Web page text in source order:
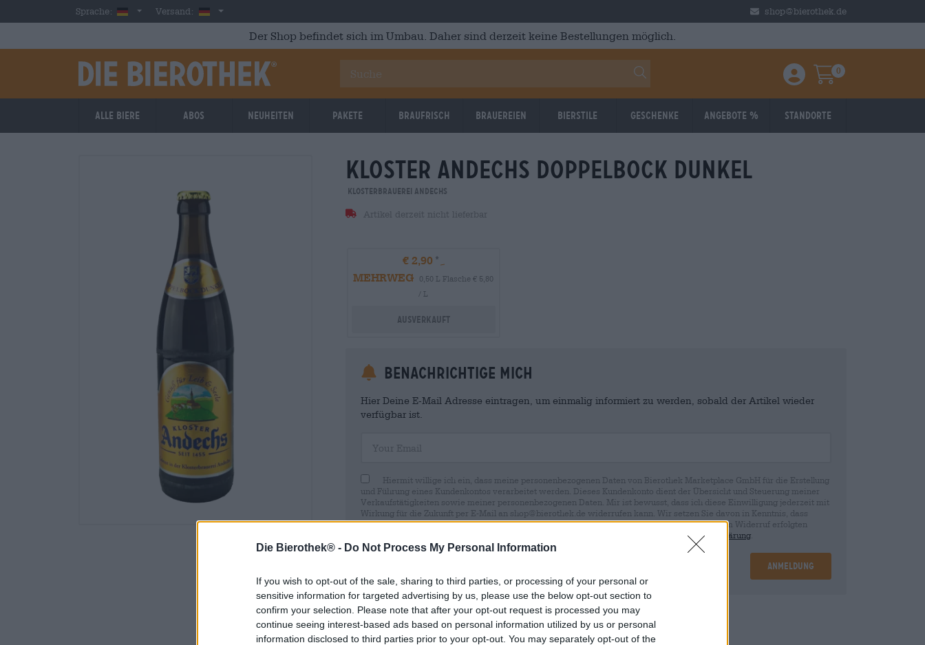
Die Bierothek® - Do Not Process My Personal Information
If you wish to opt-out of the sale, sharing to third parties, or processing of your personal or
sensitive information for targeted advertising by us, please use the below opt-out section to
confirm your selection. Please note that after your opt-out request is processed you may
continue seeing interest-based ads based on personal information utilized by us or personal
information disclosed to third parties prior to your opt-out. You may separately opt-out of the
Skip to main contentSprache: GermanVersand: Deutschland shop@bierothek.de
Der Shop befindet sich im Umbau. Daher sind derzeit keine Bestellungen möglich.
Einloggen / Anmelden
Warenkorb
0
Alle Biere Abos Neuheiten Pakete Braufrisch Brauereien Bierstile Geschenke Angebote % Standorte
kloster andechs doppelbock dunkel
Klosterbrauerei Andechs
Artikel derzeit nicht lieferbar
€ 2,90
MEHRWEG
0,50 L Flasche € 5,80
/ L
Ausverkauft
Benachrichtige mich
Hier Deine E-Mail Adresse eintragen, um einmalig informiert zu werden, sobald der Artikel wieder
verfügbar ist.
Hiermit willige ich ein, dass meine personenbezogenen Daten von Bierothek Marketplace GmbH für die Erstellung
und Führung eines Kundenkontos verarbeitet werden. Dieses Kundenkonto dient der Übersicht und Steuerung meiner
Verkaufstätigkeiten sowie meiner personenbezogenen Daten. Mir ist bewusst, dass ich diese Einwilligung jederzeit mit
Wirkung für die Zukunft per E-Mail an shop@bierothek.de widerrufen kann. Wir setzen Sie davon in Kenntnis, dass
durch den Widerruf der Einwilligung die Rechtmäßigkeit der aufgrund der Einwilligung bis zum Widerruf erfolgten
Datenschutzerklärung
Anmeldung
* Preise inkl. gesetzlicher MwSt. zzgl.Versandkostenzzgl. Pfand€ 0,08